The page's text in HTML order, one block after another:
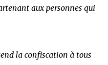
aux personnes qui
la confiscation à tous